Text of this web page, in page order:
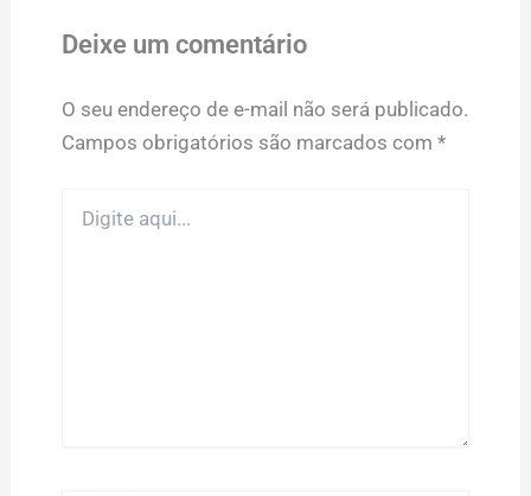
Deixe um comentário
O seu endereço de e-mail não será publicado.
Campos obrigatórios são marcados com *
aqui...